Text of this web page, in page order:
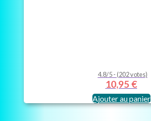
4.8/5 - (202 votes)
10,95 €
Ajouter au panier